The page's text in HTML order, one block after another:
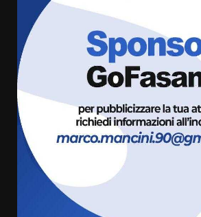
Carta d’identità:
di aperture
Comune di Fasano
6 Agosto 2026 14:16
Grazia Neglia,
cittadina di Fratelli
pronta a tornare
comunale
6 Agosto 2026 08:00
Savelletri in festa,